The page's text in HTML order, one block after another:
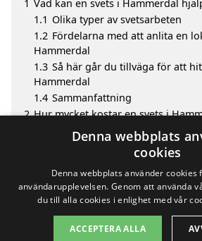
1 Vad kan en svets i Hammerdal
1.1 Olika typer av svetsarbeten
1.2 Fördelarna med att anlita en
Hammerdal
1.3 Så här går du tillväga för att
Hammerdal
1.4 Sammanfattning
2 Hur mycket kostar en svets i
Fördelar med att välja svets i
Sök efter en skicklig svets i de
Copyright 2026 -
Denna webbplats
cookies
Denna webbplats använder
användarupplevelsen. Genom att använda
du till alla cookies i enlighet med vår
ACCEPTERA ALLA